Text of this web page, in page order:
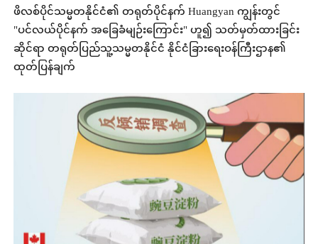
ဖိလစ်ပိုင်သမ္မတနိုင်ငံ၏ တရုတ်ပိုင်နက် Huangyan ကျွန်းတွင်
"ပင်လယ်ပိုင်နက် အခြေခံမျဉ်းကြောင်း" ဟူ၍ သတ်မှတ်ထားခြင်း
ဆိုင်ရာ တရုတ်ပြည်သူ့သမ္မတနိုင်ငံ နိုင်ငံခြားရေးဝန်ကြီးဌာန၏
ထုတ်ပြန်ချက်